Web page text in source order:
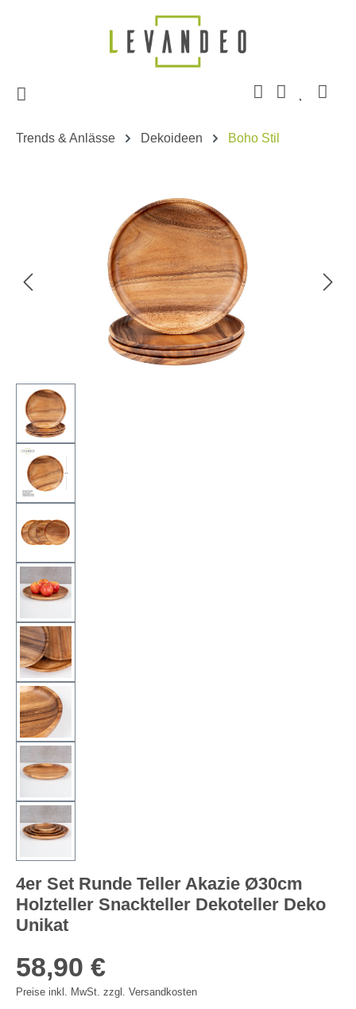
Zum Hauptinhalt springen
Trends & Anlässe Dekoideen Boho Stil
Bildergalerie überspringen
4er Set Runde Teller Akazie Ø30cm
Holzteller Snackteller Dekoteller Deko
Unikat
58,90 €
Preise inkl. MwSt. zzgl. Versandkosten